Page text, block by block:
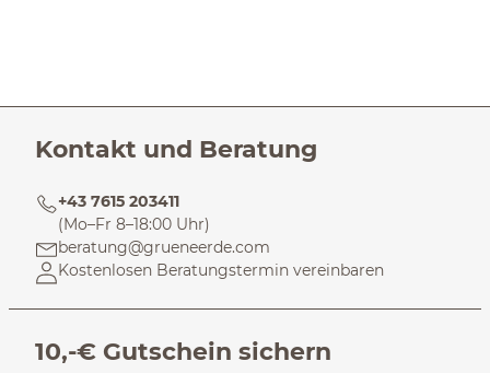
Kontakt und Beratung
+43 7615 203411
(Mo–Fr 8–18:00 Uhr)
beratung@grueneerde.com
Kostenlosen Beratungstermin vereinbaren
10,-€ Gutschein sichern